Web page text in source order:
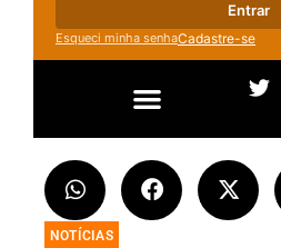
Entrar
Esqueci minha senhaCadastre-se
NOTÍCIAS